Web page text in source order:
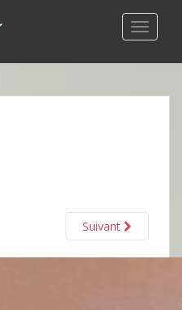
Toggle
Suivant